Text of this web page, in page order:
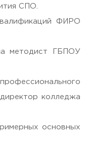
СПО.
ФИРО
методист ГБПОУ
колледжа
основных